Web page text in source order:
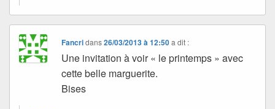
Fancridans26/03/2013 à 12:50 a dit :
Une invitation à voir « le printemps » avec
cette belle marguerite.
Bises